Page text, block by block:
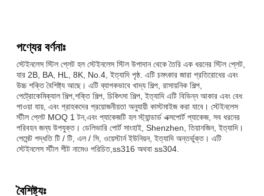
পণ্যের বর্ণনাঃ
স্টেইনলেস স্টিল প্লেট হল স্টেইনলেস স্টিল উপাদান থেকে তৈরি এক ধরনের স্টিল প্লেট,
যার 2B, BA, HL, 8K, No.4, ইত্যাদি পৃষ্ঠ. এটি চমৎকার জারা প্রতিরোধের এবং
উচ্চ শক্তি বৈশিষ্ট্য আছে। এটি ব্যাপকভাবে খাদ্য শিল্প, রাসায়নিক শিল্প,
পেট্রোকেমিক্যাল শিল্প,শক্তি শিল্প, চিকিৎসা শিল্প, ইত্যাদি এটি বিভিন্ন আকার এবং বেধ
পাওয়া যায়, এবং গ্রাহকদের প্রয়োজনীয়তা অনুযায়ী কাস্টমাইজ করা যাবে। স্টেইনলেস
স্টীল প্লেট MOQ 1 টন,এবং প্যাকেজটি হল স্ট্যান্ডার্ড এক্সপোর্ট প্যাকেজ, সব ধরনের
পরিবহন জন্য উপযুক্ত। ডেলিভারি পোর্ট সাংহাই, Shenzhen, তিয়ানজিন, ইত্যাদি।
পেমেন্ট পদ্ধতি টি / টি, এল / সি, ওয়েস্টার্ন ইউনিয়ন, ইত্যাদি অন্তর্ভুক্ত। এটি
স্টেইনলেস স্টীল শীট নামেও পরিচিত,ss316 অথবা ss304.
বৈশিষ্ট্যঃ